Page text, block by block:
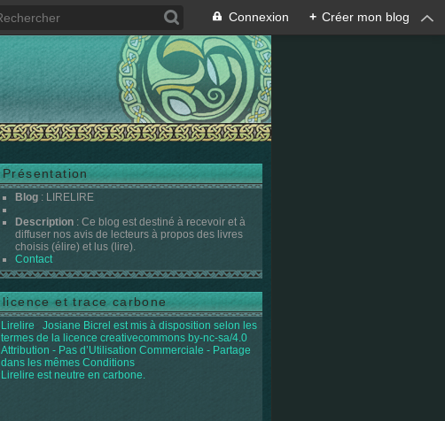
Connexion + Créer mon blog
Présentation
Blog : LIRELIRE
Description : Ce blog est destiné à recevoir et à
diffuser nos avis de lecteurs à propos des livres
choisis (élire) et lus (lire).
Contact
licence et trace carbone
Lirelire Josiane Bicrel est mis à disposition selon les
termes de la licence creativecommons by-nc-sa/4.0
Attribution - Pas d’Utilisation Commerciale - Partage
dans les mêmes Conditions
Lirelire est neutre en carbone.